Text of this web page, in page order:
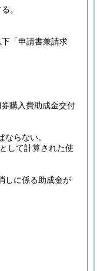
。
下「申請書兼請求
購入費助成金交付
らない。
して計算された使
しに係る助成金が